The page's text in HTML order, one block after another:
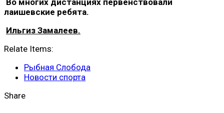
Во многих дистанциях первенствовали
лаишевские ребята.
Ильгиз Замалеев.
Relate Items:
Рыбная Слобода
Новости спорта
Share